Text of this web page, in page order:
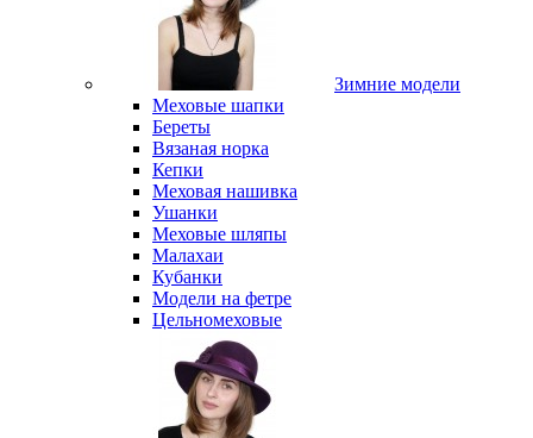
Зимние модели
Меховые шапки
Береты
Вязаная норка
Кепки
Меховая нашивка
Ушанки
Меховые шляпы
Малахаи
Кубанки
Модели на фетре
Цельномеховые